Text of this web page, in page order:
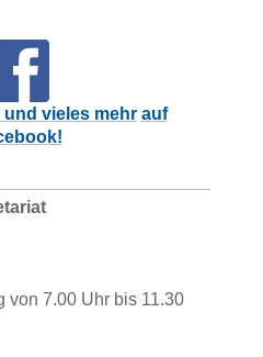
und vieles mehr auf
von 7.00 Uhr bis 11.30